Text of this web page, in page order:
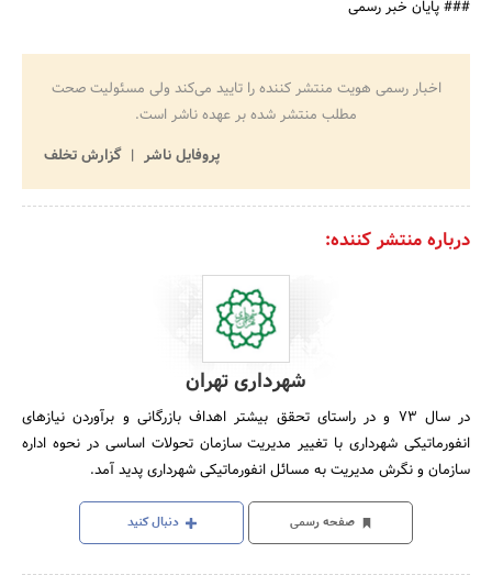
### پایان خبر رسمی
اخبار رسمی هویت منتشر کننده را تایید می‌کند ولی مسئولیت صحت
مطلب منتشر شده بر عهده ناشر است.
پروفایل ناشر
گزارش تخلف
درباره منتشر کننده:
شهرداری تهران
در سال‌ 73 و در راستای‌ تحقق‌ بیشتر اهداف‌ بازرگانی‌ و برآوردن‌ نیازهای‌
انفورماتیکی‌ شهرداری‌ با تغییر مدیریت‌ سازمان‌ تحولات‌ اساسی‌ در نحوه‌ اداره‌
سازمان‌ و نگرش‌ مدیریت‌ به‌ مسائل‌ انفورماتیکی‌ شهرداری‌ پدید آمد.
صفحه رسمی دنبال کنید